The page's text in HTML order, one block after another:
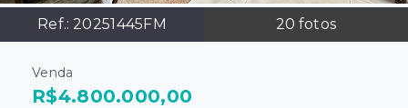
Ref.: 20251445FM 20 fotos
Venda
R$4.800.000,00